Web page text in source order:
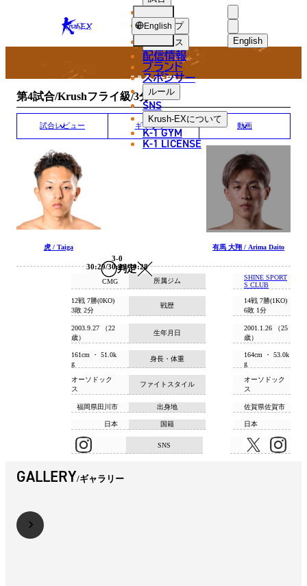
KRUSH-
EX
English
한국어
中文（简体
中文（繁體
ショップ
ニュース
配信情報
ブランド
スポンサー
ルール
SNS
Krush-EXについて
K-1 GYM
K-1 LICENSE
English
MATCH RESULT
試合結果
第4試合/Krushフライ級/3分3R
試合レビュー ギャラリー 動画
虎 / Taiga
判定
3-0
30:29/30:29/30:28
有馬 大翔 / Arima Daito
所属ジム
CMG
SHINE SPORT
S CLUB
戦歴
12戦 7勝(0KO)
3敗 2分
14戦 7勝(1KO)
6敗 1分
生年月日
2003.9.27 （22
歳）
2001.1.26 （25
歳）
身長・体重
161cm ・ 51.0k
g
164cm ・ 53.0k
g
ファイトスタイル
オーソドック
ス
オーソドック
ス
出身地
福岡県田川市 佐賀県佐賀市
国籍
日本 日本
SNS
GALLERY ギャラリー